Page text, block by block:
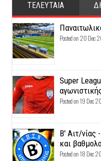
ΤΕΛΕΥΤΑΙΑ
Posted on 20 Dec
Super
Posted on 19 Dec
Β' Αιτ/νίας
και
Posted on 18 Dec